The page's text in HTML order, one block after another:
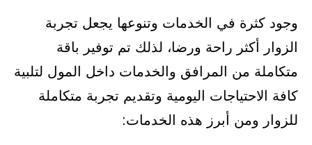
وجود كثرة في الخدمات وتنوعها يجعل تجربة
الزوار أكثر راحة ورضا، لذلك تم توفير باقة
متكاملة من المرافق والخدمات داخل المول لتلبية
كافة الاحتياجات اليومية وتقديم تجربة متكاملة
للزوار ومن أبرز هذه الخدمات: